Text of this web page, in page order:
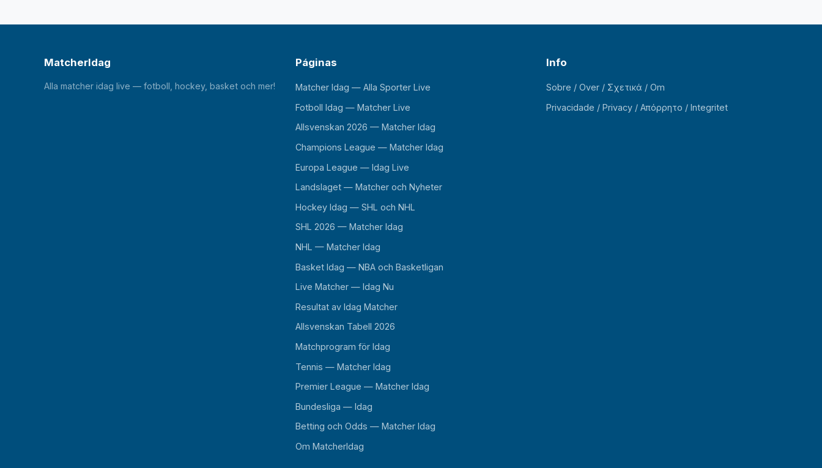
MatcherIdag
Alla matcher idag live — fotboll, hockey, basket och mer!
Páginas
Matcher Idag — Alla Sporter Live
Fotboll Idag — Matcher Live
Allsvenskan 2026 — Matcher Idag
Champions League — Matcher Idag
Europa League — Idag Live
Landslaget — Matcher och Nyheter
Hockey Idag — SHL och NHL
SHL 2026 — Matcher Idag
NHL — Matcher Idag
Basket Idag — NBA och Basketligan
Live Matcher — Idag Nu
Resultat av Idag Matcher
Allsvenskan Tabell 2026
Matchprogram för Idag
Tennis — Matcher Idag
Premier League — Matcher Idag
Bundesliga — Idag
Betting och Odds — Matcher Idag
Om MatcherIdag
Info
Sobre / Over / Σχετικά / Om
Privacidade / Privacy / Απόρρητο / Integritet